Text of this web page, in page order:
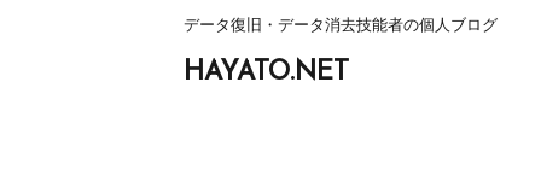
データ復旧・データ消去技能者の個人ブログ
HAYATO.NET